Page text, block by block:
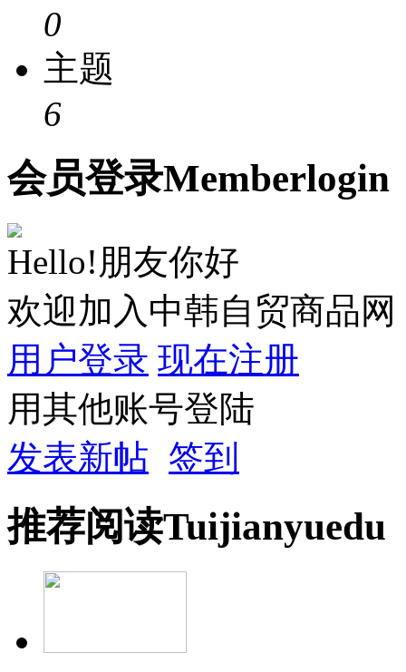
0
主题
6
会员登录Memberlogin
Hello!朋友你好
欢迎加入中韩自贸商品网
用户登录 现在注册
用其他账号登陆
发表新帖 签到
推荐阅读Tuijianyuedu